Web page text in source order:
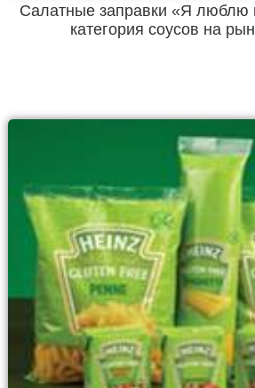
Салатные заправки «Я люблю
категория соусов на